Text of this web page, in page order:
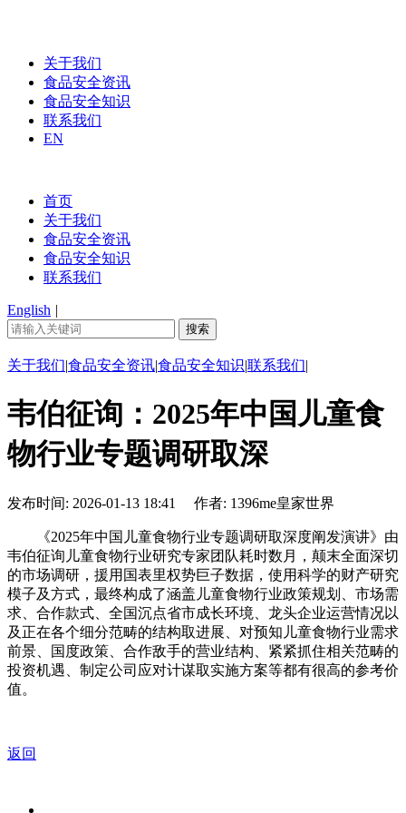
关于我们
食品安全资讯
食品安全知识
联系我们
EN
首页
关于我们
食品安全资讯
食品安全知识
联系我们
English |
关于我们|食品安全资讯|食品安全知识|联系我们|
韦伯征询：2025年中国儿童食
物行业专题调研取深
发布时间: 2026-01-13 18:41 作者: 1396me皇家世界
《2025年中国儿童食物行业专题调研取深度阐发演讲》由
韦伯征询儿童食物行业研究专家团队耗时数月，颠末全面深切
的市场调研，援用国表里权势巨子数据，使用科学的财产研究
模子及方式，最终构成了涵盖儿童食物行业政策规划、市场需
求、合作款式、全国沉点省市成长环境、龙头企业运营情况以
及正在各个细分范畴的结构取进展、对预知儿童食物行业需求
前景、国度政策、合作敌手的营业结构、紧紧抓住相关范畴的
投资机遇、制定公司应对计谋取实施方案等都有很高的参考价
值。
返回